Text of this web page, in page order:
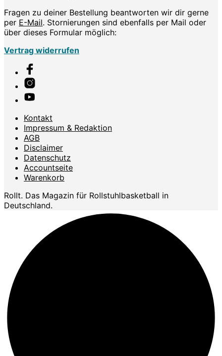
Fragen zu deiner Bestellung beantworten wir dir gerne
per E-Mail. Stornierungen sind ebenfalls per Mail oder
über dieses Formular möglich:
Vertrag widerrufen
Kontakt
Impressum & Redaktion
AGB
Disclaimer
Datenschutz
Accountseite
Warenkorb
Rollt. Das Magazin für Rollstuhlbasketball in
Deutschland.